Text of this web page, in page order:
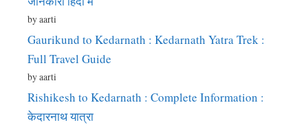
by aarti
Gaurikund to Kedarnath : Kedarnath Yatra Trek :
Full Travel Guide
by aarti
Rishikesh to Kedarnath : Complete Information :
केदारनाथ यात्रा